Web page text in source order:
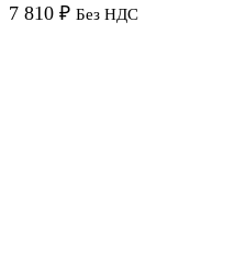
7 810 ₽ Без НДС